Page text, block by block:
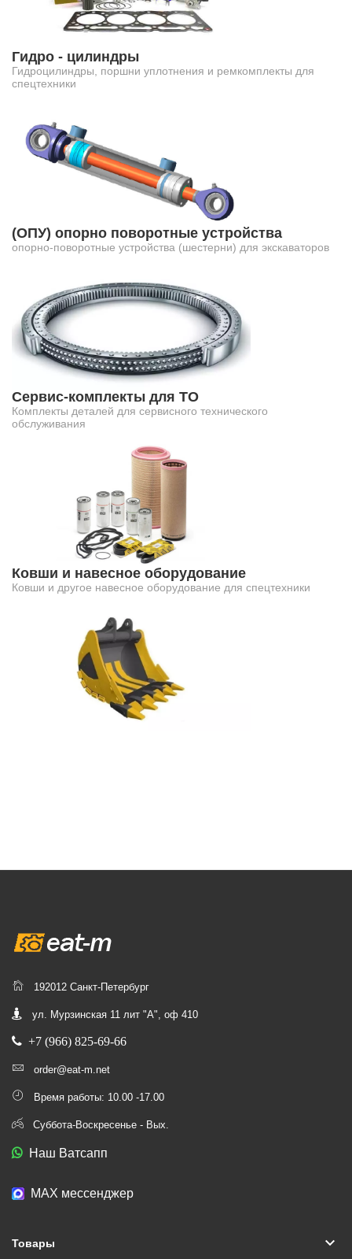
Гидро - цилиндры
Гидроцилиндры, поршни уплотнения и ремкомплекты для
спецтехники
(ОПУ) опорно поворотные устройства
опорно-поворотные устройства (шестерни) для экскаваторов
Сервис-комплекты для ТО
Комплекты деталей для сервисного технического
обслуживания
Ковши и навесное оборудование
Ковши и другое навесное оборудование для спецтехники
192012 Санкт-Петербург
ул. Мурзинская 11 лит "А", оф 410
+7 (966) 825-69-66
order@eat-m.net
Время работы: 10.00 -17.00
Суббота-Воскресенье - Вых.
Наш Ватсапп
МАХ мессенджер
Товары keyboard_arrow_down